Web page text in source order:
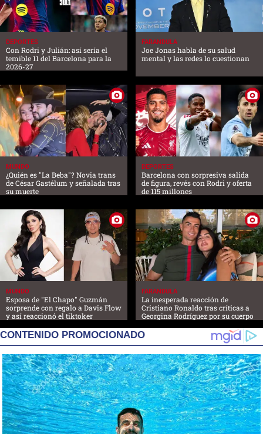
DEPORTES
Con Rodri y Julián: así sería el
temible 11 del Barcelona para la
2026-27
FARANDULA
Joe Jonas habla de su salud
mental y las redes lo cuestionan
MUNDO
¿Quién es "La Beba"? Novia trans
de César Gastélum y señalada tras
su muerte
DEPORTES
Barcelona con sorpresiva salida
de figura, revés con Rodri y oferta
de 115 millones
MUNDO
Esposa de "El Chapo" Guzmán
sorprende con regalo a Davis Flow
y así reaccionó el tiktoker
FARANDULA
La inesperada reacción de
Cristiano Ronaldo tras críticas a
Georgina Rodríguez por su cuerpo
CONTENIDO PROMOCIONADO